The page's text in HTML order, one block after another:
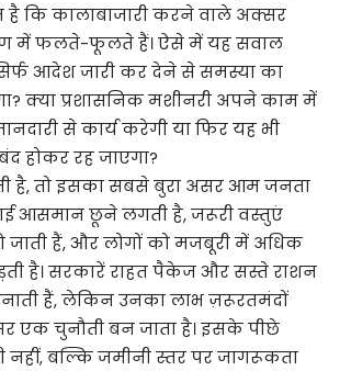
कि कालाबाजारी करने वाले अक्सर
में फलते-फूलते हैं। ऐसे में यह सवाल
आदेश जारी कर देने से समस्या का
क्या प्रशासनिक मशीनरी अपने काम में
से कार्य करेगी या फिर यह भी
होकर रह जाएगा?
है, तो इसका सबसे बुरा असर आम जनता
आसमान छूने लगती है, जरूरी वस्तुएं
जाती हैं, और लोगों को मजबूरी में अधिक
है। सरकारें राहत पैकेज और सस्ते राशन
हैं, लेकिन उनका लाभ ज़रूरतमंदों
एक चुनौती बन जाता है। इसके पीछे
नहीं, बल्कि जमीनी स्तर पर जागरूकता